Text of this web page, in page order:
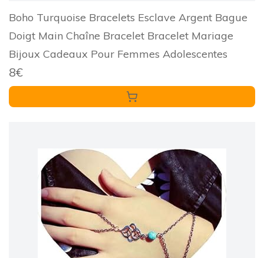
Boho Turquoise Bracelets Esclave Argent Bague
Doigt Main Chaîne Bracelet Bracelet Mariage
Bijoux Cadeaux Pour Femmes Adolescentes
8€